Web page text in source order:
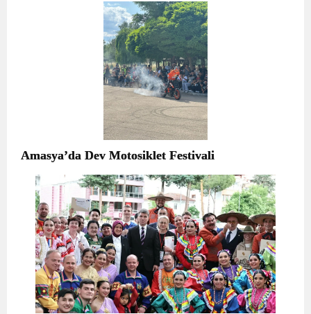
Amasya’da Dev Motosiklet Festivali